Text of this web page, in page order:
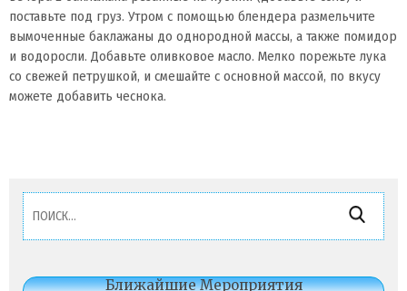
поставьте под груз. Утром с помощью блендера размельчите
вымоченные баклажаны до однородной массы, а также помидор
и водоросли. Добавьте оливковое масло. Мелко порежьте лука
со свежей петрушкой, и смешайте с основной массой, по вкусу
можете добавить чеснока.
Найти:
Ближайшие Мероприятия